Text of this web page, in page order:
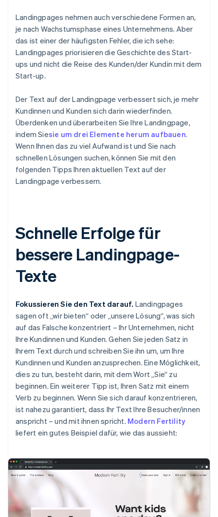
Landingpages nehmen auch verschiedene Formen an,
je nach Wachstumsphase eines Unternehmens. Aber
das ist einer der häufigsten Fehler, die ich sehe:
Landingpages priorisieren die Geschichte des Start-
ups und nicht die Reise des Kunden/der Kundin mit dem
Start-up.
Der Text auf der Landingpage verbessert sich, je mehr
Kundinnen und Kunden sich darin wiederfinden.
Überdenken und überarbeiten Sie Ihre Landingpage,
indem Siesie um drei Elemente herum aufbauen.
Wenn Ihnen das zu viel Aufwand ist und Sie nach
schnellen Lösungen suchen, können Sie mit den
folgenden Tipps Ihren aktuellen Text auf der
Landingpage verbessern.
Schnelle Erfolge für
bessere Landingpage-
Texte
Fokussieren Sie den Text darauf. Landingpages
sagen oft „wir bieten“ oder „unsere Lösung“, was sich
auf das Falsche konzentriert – Ihr Unternehmen, nicht
Ihre Kundinnen und Kunden. Gehen Sie jeden Satz in
Ihrem Text durch und schreiben Sie ihn um, um Ihre
Kundinnen und Kunden anzusprechen. Eine Möglichkeit,
dies zu tun, besteht darin, mit dem Wort „Sie“ zu
beginnen. Ein weiterer Tipp ist, Ihren Satz mit einem
Verb zu beginnen. Wenn Sie sich darauf konzentrieren,
ist nahezu garantiert, dass Ihr Text Ihre Besucher/innen
anspricht – und mit ihnen spricht. Modern Fertility
liefert ein gutes Beispiel dafür, wie das aussieht: